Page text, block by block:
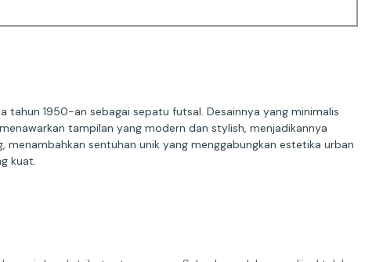
tahun 1950-an sebagai sepatu futsal. Desainnya yang minimalis
tampilan yang modern dan stylish, menjadikannya
sentuhan unik yang menggabungkan estetika urban
kuat.